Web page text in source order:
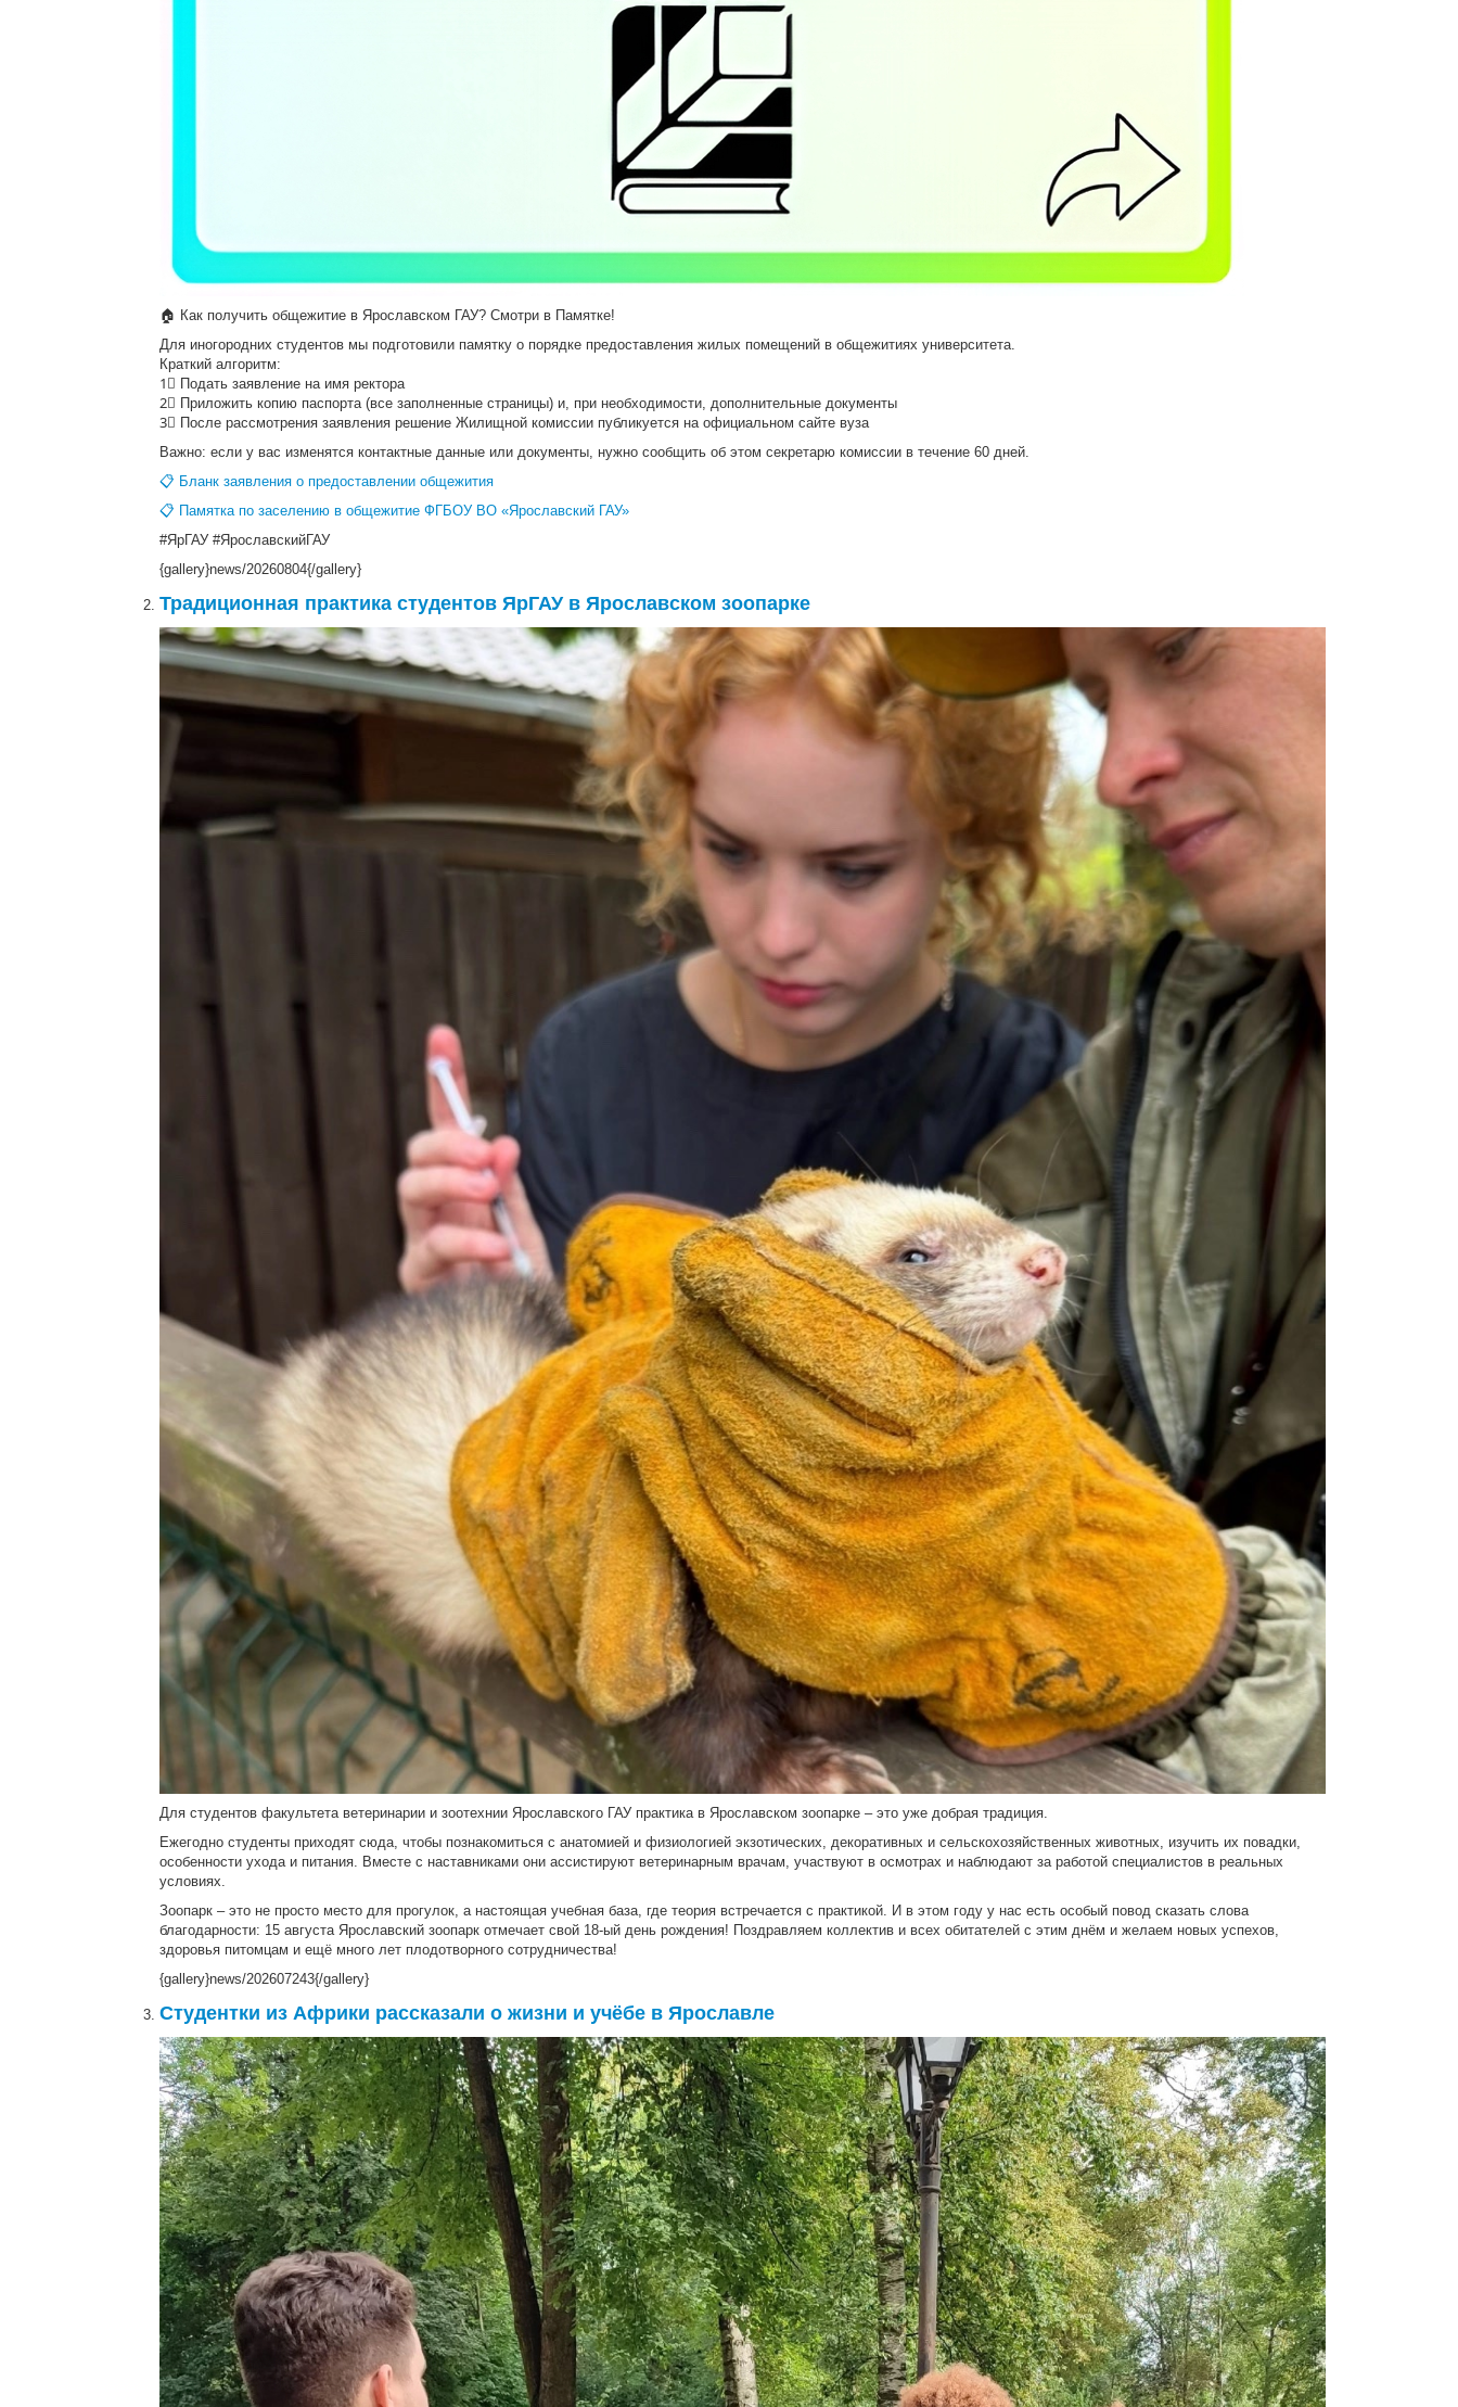
🏠 Как получить общежитие в Ярославском ГАУ? Смотри в Памятке!
Для иногородних студентов мы подготовили памятку о порядке предоставления жилых помещений в общежитиях университета.
Краткий алгоритм:
1⃣ Подать заявление на имя ректора
2⃣ Приложить копию паспорта (все заполненные страницы) и, при необходимости, дополнительные документы
3⃣ После рассмотрения заявления решение Жилищной комиссии публикуется на официальном сайте вуза
Важно: если у вас изменятся контактные данные или документы, нужно сообщить об этом секретарю комиссии в течение 60 дней.
📋 Бланк заявления о предоставлении общежития
📋 Памятка по заселению в общежитие ФГБОУ ВО «Ярославский ГАУ»
#ЯрГАУ #ЯрославскийГАУ
{gallery}news/20260804{/gallery}
Традиционная практика студентов ЯрГАУ в Ярославском зоопарке
Для студентов факультета ветеринарии и зоотехнии Ярославского ГАУ практика в Ярославском зоопарке – это уже добрая традиция.
Ежегодно студенты приходят сюда, чтобы познакомиться с анатомией и физиологией экзотических, декоративных и сельскохозяйственных животных, изучить их повадки,
особенности ухода и питания. Вместе с наставниками они ассистируют ветеринарным врачам, участвуют в осмотрах и наблюдают за работой специалистов в реальных
условиях.
Зоопарк – это не просто место для прогулок, а настоящая учебная база, где теория встречается с практикой. И в этом году у нас есть особый повод сказать слова
благодарности: 15 августа Ярославский зоопарк отмечает свой 18-ый день рождения! Поздравляем коллектив и всех обитателей с этим днём и желаем новых успехов,
здоровья питомцам и ещё много лет плодотворного сотрудничества!
{gallery}news/202607243{/gallery}
Студентки из Африки рассказали о жизни и учёбе в Ярославле